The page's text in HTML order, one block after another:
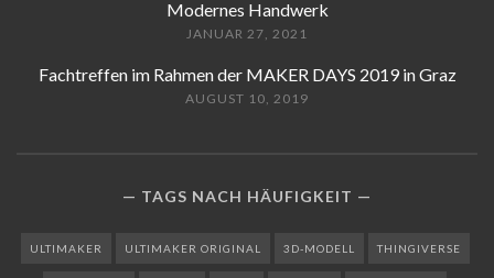
Modernes Handwerk
JANUAR 27, 2021
Fachtreffen im Rahmen der MAKER DAYS 2019 in Graz
AUGUST 10, 2019
TAGS NACH HÄUFIGKEIT
ULTIMAKER ULTIMAKER ORIGINAL 3D-MODELL THINGIVERSE